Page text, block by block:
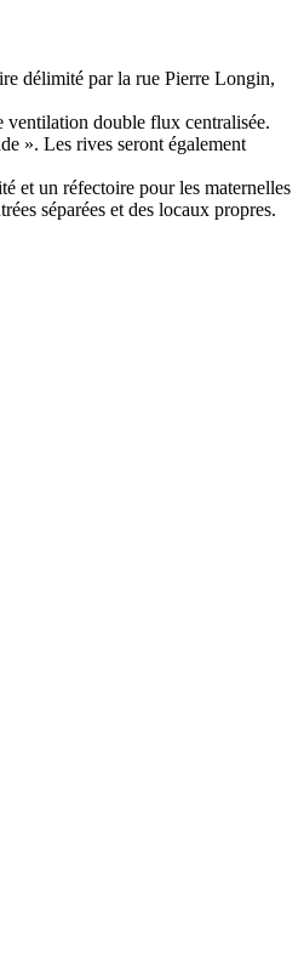
délimité par la rue Pierre Longin,
ventilation double flux centralisée.
». Les rives seront également
et un réfectoire pour les maternelles
séparées et des locaux propres.